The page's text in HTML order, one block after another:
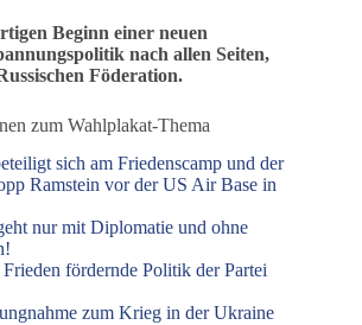
Beginn einer neuen
nach allen Seiten,
Föderation.
zum Wahlplakat-Thema
sich am Friedenscamp und der
Ramstein vor der US Air Base in
nur mit Diplomatie und ohne
fördernde Politik der Partei
zum Krieg in der Ukraine